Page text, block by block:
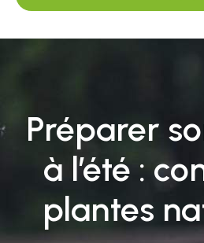
Préparer
à l’été :
plantes